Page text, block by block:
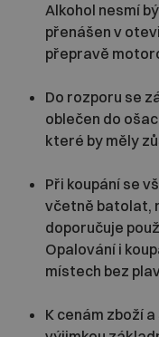
Alkohol nesmí
přenášen v
přepravě
Do rozporu se
oblečen do
které by měly
Při koupání se
včetně batolat,
doporučuje
Opalování i
místech bez
K cenám zboží